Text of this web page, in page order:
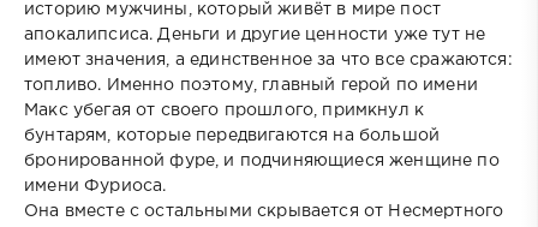
историю мужчины, который живёт в мире пост
апокалипсиса. Деньги и другие ценности уже тут не
имеют значения, а единственное за что все сражаются:
топливо. Именно поэтому, главный герой по имени
Макс убегая от своего прошлого, примкнул к
бунтарям, которые передвигаются на большой
бронированной фуре, и подчиняющиеся женщине по
имени Фуриоса.
Она вместе с остальными скрывается от Несмертного